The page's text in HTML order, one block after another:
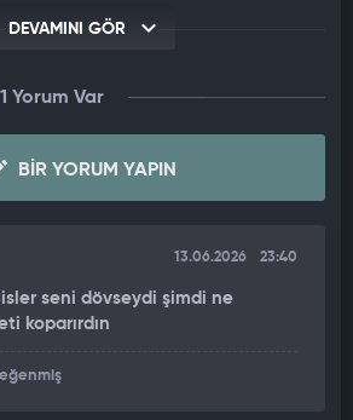
başlatıldı.
ilgili olarak, İçişleri Bakanı Mustafa
araştırılması amacıyla idari
Olayın hukuki, idari ve teknik tüm
Mülkiye Müfettişi ve Polis
DEVAMINI GÖR
Yorum Var
BIR YORUM YAPIN
13.06.2026 23:40
seni dövseydi şimdi ne
koparırdın